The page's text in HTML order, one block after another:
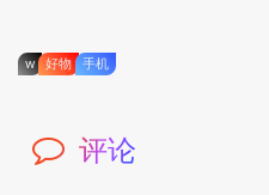
w 好物 手机
评论